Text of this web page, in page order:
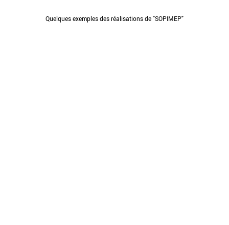
Quelques exemples des réalisations de "SOPIMEP"